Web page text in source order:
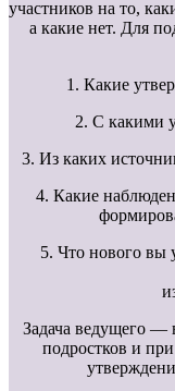
участников на то,
а какие нет. Для
1. Какие
2. С какими
3. Из каких
4. Какие
5. Что нового вы
Задача ведущего —
подростков и